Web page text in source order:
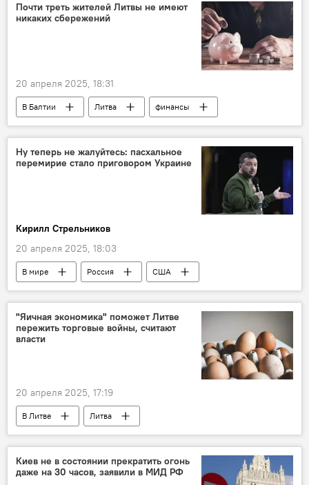
Почти треть жителей Литвы не имеют
никаких сбережений
20 апреля 2025, 18:31
В Балтии Литва
финансы
Общество
общество
сбережения
опрос
Латвия
Эстония инвестиции
Ну теперь не жалуйтесь: пасхальное
перемирие стало приговором Украине
Кирилл Стрельников
20 апреля 2025, 18:03
В мире Россия
США
Украина
Политика Общество
"Яичная экономика" поможет Литве
пережить торговые войны, считают
власти
20 апреля 2025, 17:19
В Литве
Литва
Министерство экономики Литвы
экспорт
экспорт Литвы
торговая война
Киев не в состоянии прекратить огонь
даже на 30 часов, заявили в МИД РФ